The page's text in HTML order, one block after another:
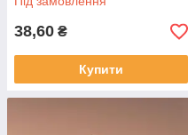
38,60 ₴
Купити